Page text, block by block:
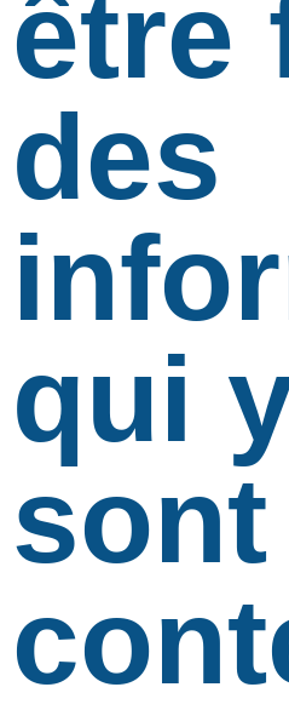
être
des
qui
sont